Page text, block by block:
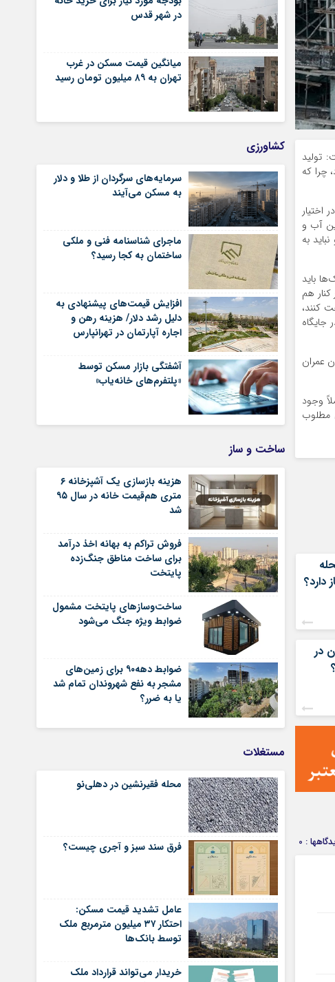
تولید
چرا که
اختیار
آب و
به
باید
هم
کنند،
جایگاه
عمران
وجود
مطلوب
دارد؟
در
: 0
در شهر قدس
میانگین قیمت مسکن در غرب
تهران به ۸۹ میلیون تومان رسید
کشاورزی
سرمایه‌های سرگردان از طلا و دلار
به مسکن می‌آیند
ماجرای شناسنامه‌ فنی و ملکی
ساختمان به کجا رسید؟
افزایش قیمت‌های پیشنهادی به
دلیل رشد دلار/ هزینه رهن و
اجاره آپارتمان در تهرانپارس
آشفتگی بازار مسکن توسط
«پلتفرم‌های خانه‌یاب»
ساخت و ساز
هزینه بازسازی یک آشپزخانه ۶
متری هم‌قیمت خانه در سال ۹۵
شد
فروش تراکم به بهانه اخذ درآمد
برای ساخت مناطق جنگ‌زده
پایتخت
ساخت‌وسازهای پایتخت مشمول
ضوابط ویژه جنگ می‌شود
ضوابط دهه۹۰ برای زمین‌های
مشجر به نفع شهروندان تمام شد
یا به ضرر؟
مستغلات
محله فقیرنشین در دهلی‏‌نو
فرق سند سبز و آجری چیست؟
عامل تشدید قیمت مسکن:
احتکار ۳۷ میلیون مترمربع ملک
توسط بانک‌ها
خریدار می‌تواند قرارداد ملک